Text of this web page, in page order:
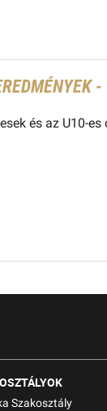
és az U10-
Szakosztály